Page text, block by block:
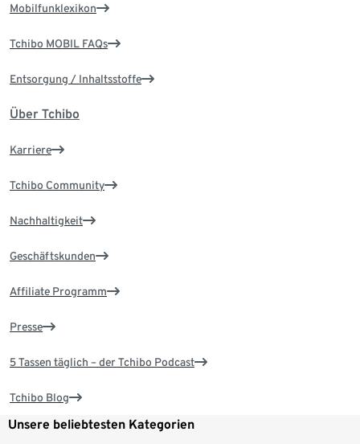
Mobilfunklexikon
Tchibo MOBIL FAQs
Entsorgung / Inhaltsstoffe
Über Tchibo
Karriere
Tchibo Community
Nachhaltigkeit
Geschäftskunden
Affiliate Programm
Presse
5 Tassen täglich – der Tchibo Podcast
Tchibo Blog
Unsere beliebtesten Kategorien